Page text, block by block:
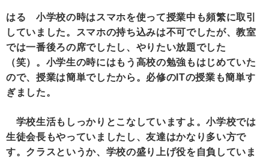
はる 小学校の時はスマホを使って授業中も頻繁に取引
していました。スマホの持ち込みは不可でしたが、教室
では一番後ろの席でしたし、やりたい放題でした
（笑）。小学生の時にはもう高校の勉強もはじめていた
ので、授業は簡単でしたから。必修のITの授業も簡単す
ぎました。
学校生活もしっかりとこなしていますよ。小学校では
生徒会長もやっていましたし、友達はかなり多い方で
す。クラスというか、学校の盛り上げ役を自負していま